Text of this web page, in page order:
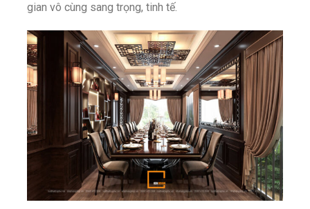
gian vô cùng sang trọng, tinh tế.